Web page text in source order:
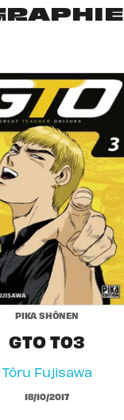
PIKA SHÔNEN
GTO T03
Tôru Fujisawa
18/10/2017